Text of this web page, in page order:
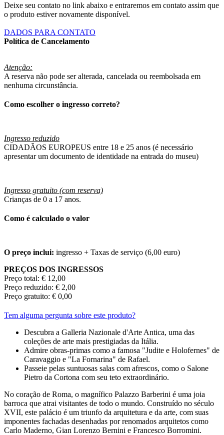
Deixe seu contato no link abaixo e entraremos em contato assim que
o produto estiver novamente disponível.
DADOS PARA CONTATO
Política de Cancelamento
Atenção:
A reserva não pode ser alterada, cancelada ou reembolsada em
nenhuma circunstância.
Como escolher o ingresso correto?
Ingresso reduzido
CIDADÃOS EUROPEUS entre 18 e 25 anos (é necessário
apresentar um documento de identidade na entrada do museu)
Ingresso gratuito (com reserva)
Crianças de 0 a 17 anos.
Como é calculado o valor
O preço inclui: ingresso + Taxas de serviço (6,00 euro)
PREÇOS DOS INGRESSOS
Preço total: € 12,00
Preço reduzido: € 2,00
Preço gratuito: € 0,00
Tem alguma pergunta sobre este produto?
Descubra a Galleria Nazionale d'Arte Antica, uma das
coleções de arte mais prestigiadas da Itália.
Admire obras-primas como a famosa "Judite e Holofernes" de
Caravaggio e "La Fornarina" de Rafael.
Passeie pelas suntuosas salas com afrescos, como o Salone
Pietro da Cortona com seu teto extraordinário.
No coração de Roma, o magnífico Palazzo Barberini é uma joia
barroca que atrai visitantes de todo o mundo. Construído no século
XVII, este palácio é um triunfo da arquitetura e da arte, com suas
imponentes fachadas desenhadas por renomados arquitetos como
Carlo Maderno, Gian Lorenzo Bernini e Francesco Borromini.